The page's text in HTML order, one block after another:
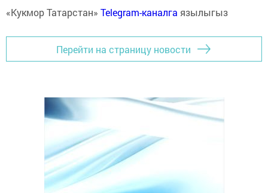
«Кукмор Татарстан» Telegram-каналга язылыгыз
Перейти на страницу новости